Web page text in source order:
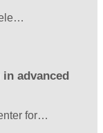
advanced
for…